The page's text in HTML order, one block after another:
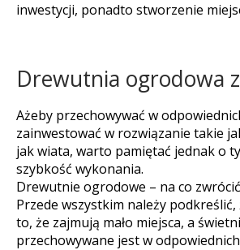
inwestycji, ponadto stworzenie
Drewutnia ogrodowa
Ażeby przechowywać w
zainwestować w rozwiązanie takie
jak wiata, warto pamiętać jednak o
szybkość wykonania.
Drewutnie ogrodowe – na co
Przede wszystkim należy
to, że zajmują mało miejsca, a
przechowywane jest w